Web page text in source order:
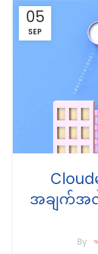
05
SEP
အချက်အ
By